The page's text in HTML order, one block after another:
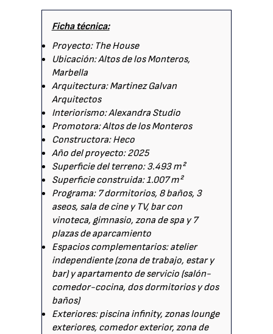
Ficha técnica:
Proyecto: The House
Ubicación: Altos de los Monteros,
Marbella
Arquitectura: Martinez Galvan
Arquitectos
Interiorismo: Alexandra Studio
Promotora: Altos de los Monteros
Constructora: Heco
Año del proyecto: 2025
Superficie del terreno: 3.493 m²
Superficie construida: 1.007 m²
Programa: 7 dormitorios, 8 baños, 3
aseos, sala de cine y TV, bar con
vinoteca, gimnasio, zona de spa y 7
plazas de aparcamiento
Espacios complementarios: atelier
independiente (zona de trabajo, estar y
bar) y apartamento de servicio (salón-
comedor-cocina, dos dormitorios y dos
baños)
Exteriores: piscina infinity, zonas lounge
exteriores, comedor exterior, zona de